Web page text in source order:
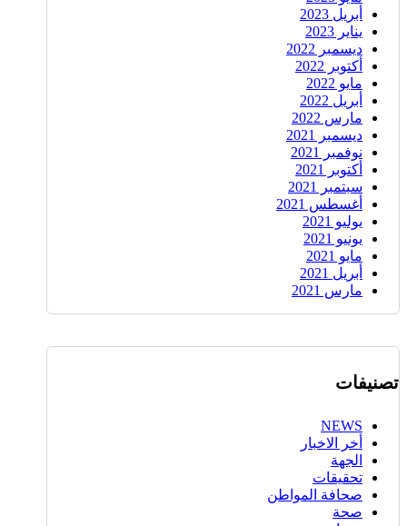
أبريل 2023
يناير 2023
ديسمبر 2022
أكتوبر 2022
مايو 2022
أبريل 2022
مارس 2022
ديسمبر 2021
نوفمبر 2021
أكتوبر 2021
سبتمبر 2021
أغسطس 2021
يوليو 2021
يونيو 2021
مايو 2021
أبريل 2021
مارس 2021
تصنيفات
NEWS
أخر الاخبار
الجهة
تحقيقات
صحافة المواطن
صحة